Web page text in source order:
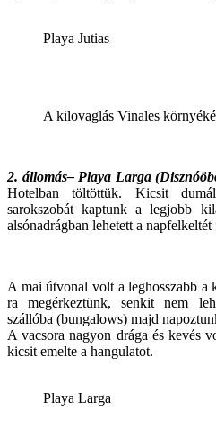
Playa Jutias
A kilovaglás Vinales
2. állomás– Playa Larga
Hotelban töltöttük. Kicsit
sarokszobát kaptunk a legjobb
alsónadrágban lehetett a
A mai útvonal volt a leghosszabb
ra megérkeztünk, senkit nem
szállóba (bungalows) majd
A vacsora nagyon drága és kevés
kicsit emelte a hangulatot.
Playa Larga